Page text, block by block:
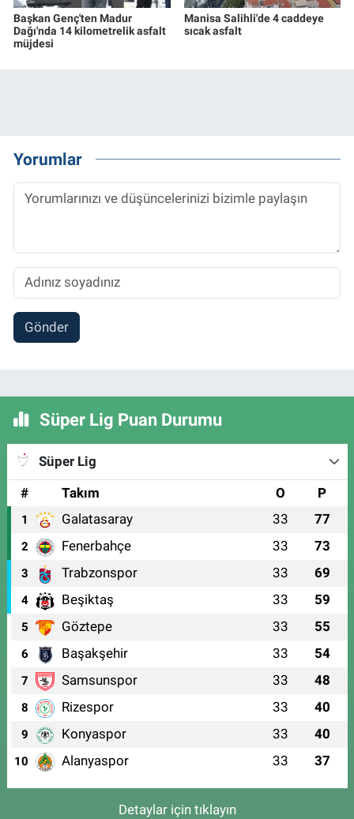
Başkan Genç'ten Madur
Dağı'nda 14 kilometrelik asfalt
müjdesi
Manisa Salihli'de 4 caddeye
sıcak asfalt
Yorumlar
Gönder
Süper Lig Puan Durumu
Süper Lig
#
Takım O P
1 Galatasaray 33 77
2 Fenerbahçe 33 73
3 Trabzonspor 33 69
4 Beşiktaş 33 59
5 Göztepe 33 55
6 Başakşehir 33 54
7 Samsunspor 33 48
8 Rizespor 33 40
9 Konyaspor 33 40
10 Alanyaspor 33 37
Detaylar için tıklayın